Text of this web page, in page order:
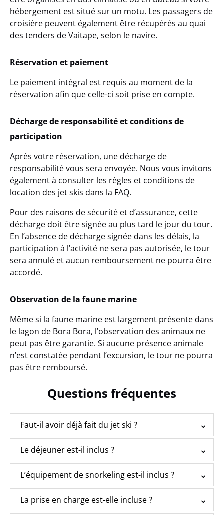
hébergement est situé sur un motu. Les passagers de
croisière peuvent également être récupérés au quai
des tenders de Vaitape, selon le navire.
Réservation et paiement
Le paiement intégral est requis au moment de la
réservation afin que celle-ci soit prise en compte.
Décharge de responsabilité et conditions de
participation
Après votre réservation, une décharge de
responsabilité vous sera envoyée. Nous vous invitons
également à consulter les règles et conditions de
location des jet skis dans la FAQ.
Pour des raisons de sécurité et d’assurance, cette
décharge doit être signée au plus tard le jour du tour.
En l’absence de décharge signée dans les délais, la
participation à l’activité ne sera pas autorisée, le tour
sera annulé et aucun remboursement ne pourra être
accordé.
Observation de la faune marine
Même si la faune marine est largement présente dans
le lagon de Bora Bora, l’observation des animaux ne
peut pas être garantie. Si aucune présence animale
n’est constatée pendant l’excursion, le tour ne pourra
pas être remboursé.
Questions fréquentes
Faut-il avoir déjà fait du jet ski ?
Le déjeuner est-il inclus ?
L’équipement de snorkeling est-il inclus ?
La prise en charge est-elle incluse ?